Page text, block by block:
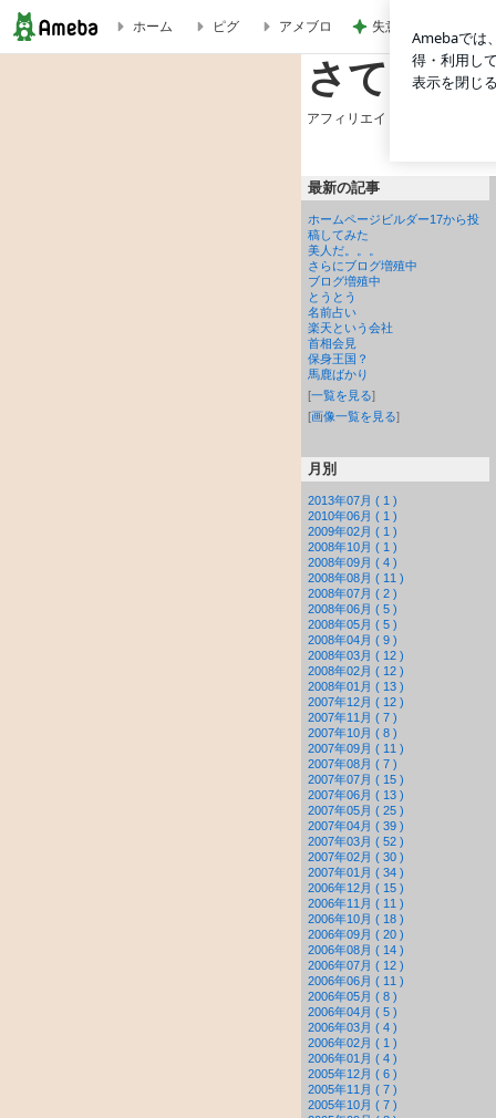
ホーム ピグ アメブロ 失意の中の気になっ
さて、ど
アフィリエイト。小遣い稼ぎ
最新の記事
ホームページビルダー17から投
稿してみた
美人だ。。。
さらにブログ増殖中
ブログ増殖中
とうとう
名前占い
楽天という会社
首相会見
保身王国？
馬鹿ばかり
[一覧を見る]
[画像一覧を見る]
月別
2013年07月 ( 1 )
2010年06月 ( 1 )
2009年02月 ( 1 )
2008年10月 ( 1 )
2008年09月 ( 4 )
2008年08月 ( 11 )
2008年07月 ( 2 )
2008年06月 ( 5 )
2008年05月 ( 5 )
2008年04月 ( 9 )
2008年03月 ( 12 )
2008年02月 ( 12 )
2008年01月 ( 13 )
2007年12月 ( 12 )
2007年11月 ( 7 )
2007年10月 ( 8 )
2007年09月 ( 11 )
2007年08月 ( 7 )
2007年07月 ( 15 )
2007年06月 ( 13 )
2007年05月 ( 25 )
2007年04月 ( 39 )
2007年03月 ( 52 )
2007年02月 ( 30 )
2007年01月 ( 34 )
2006年12月 ( 15 )
2006年11月 ( 11 )
2006年10月 ( 18 )
2006年09月 ( 20 )
2006年08月 ( 14 )
2006年07月 ( 12 )
2006年06月 ( 11 )
2006年05月 ( 8 )
2006年04月 ( 5 )
2006年03月 ( 4 )
2006年02月 ( 1 )
2006年01月 ( 4 )
2005年12月 ( 6 )
2005年11月 ( 7 )
2005年10月 ( 7 )